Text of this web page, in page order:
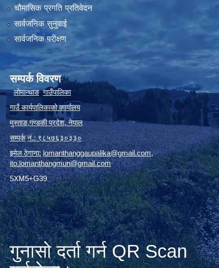
चौमासिक प्रगति प्रतिवेदन
सार्वजनिक सुनुवाई
सार्वजनिक परीक्षण
सम्पर्क विवरण
लोमान्थाङ गाउँपालिका
गाउँ कार्यपालिकाको कार्यालय
मुस्ताङ,गण्डकी प्रदेश,नेपाल
सम्पर्क नं.: ९८५७६३०३३०
इमेल ठेगाना: lomanthanggaupalika@gmail.com,
ito.lomanthangmun@gmail.com
5XM5+G39
गुनासो दर्ता गर्न QR Scan